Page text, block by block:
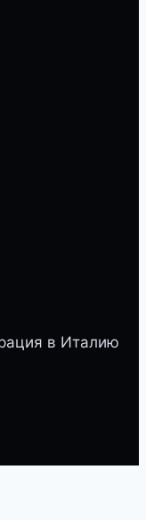
в Италию